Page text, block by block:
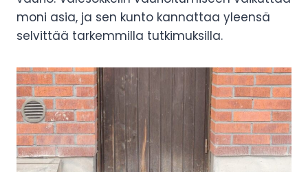
moni asia, ja sen kunto kannattaa yleensä
selvittää tarkemmilla tutkimuksilla.